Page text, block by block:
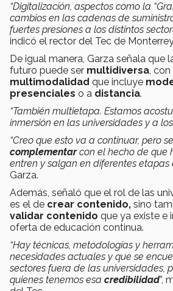
“Digitalización, aspectos como la
cambios en las cadenas de
fuertes presiones a los distintos
indicó el rector del Tec de
De igual manera, Garza señala que
futuro puede ser multidiversa,
multimodalidad que incluye
presenciales o a distancia.
“También multietapa. Estamos
inmersión en las universidades y a
“Creo que esto va a continuar, pero
complementarcon el hecho de que
entren y salgan en diferentes etapas
Garza.
Además, señaló que el rol de las
es el de crear contenido, sino
validar contenido que ya existe e
oferta de educación continua.
“Hay técnicas, metodologías y
necesidades actuales y que se
sectores fuera de las universidades,
quienes tenemos esa credibilidad”,